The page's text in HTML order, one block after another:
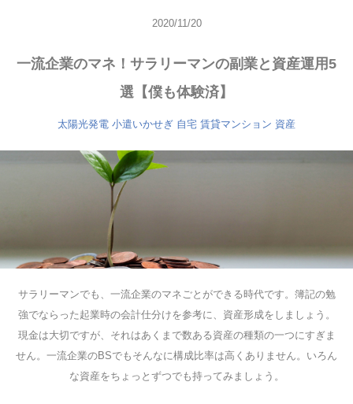
2020/11/20
一流企業のマネ！サラリーマンの副業と資産運用5
選【僕も体験済】
太陽光発電 小遣いかせぎ 自宅 賃貸マンション 資産
サラリーマンでも、一流企業のマネごとができる時代です。簿記の勉
強でならった起業時の会計仕分けを参考に、資産形成をしましょう。
現金は大切ですが、それはあくまで数ある資産の種類の一つにすぎま
せん。一流企業のBSでもそんなに構成比率は高くありません。いろん
な資産をちょっとずつでも持ってみましょう。